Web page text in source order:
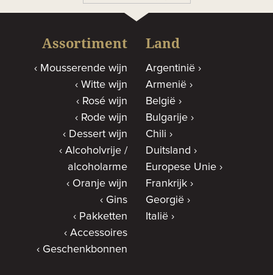
Assortiment
Mousserende wijn
Witte wijn
Rosé wijn
Rode wijn
Dessert wijn
Alcoholvrije /
alcoholarme
Oranje wijn
Gins
Pakketten
Accessoires
Geschenkbonnen
Land
Argentinië
Armenië
België
Bulgarije
Chili
Duitsland
Europese Unie
Frankrijk
Georgië
Italië